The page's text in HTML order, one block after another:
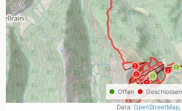
Offen Geschlossen
Data: OpenStreetMap